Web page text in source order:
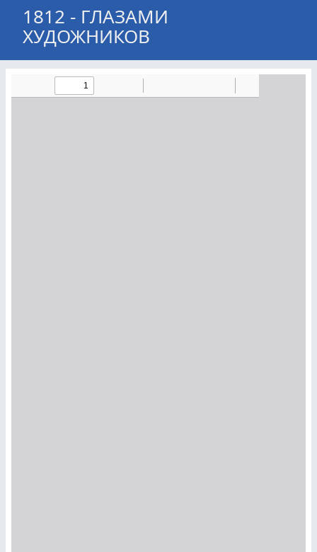
1812 - ГЛАЗАМИ
ХУДОЖНИКОВ